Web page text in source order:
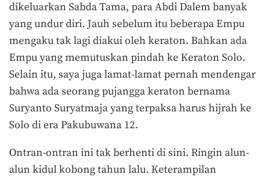
dikeluarkan Sabda Tama, para Abdi Dalem banyak
yang undur diri. Jauh sebelum itu beberapa Empu
mengaku tak lagi diakui oleh keraton. Bahkan ada
Empu yang memutuskan pindah ke Keraton Solo.
Selain itu, saya juga lamat-lamat pernah mendengar
bahwa ada seorang pujangga keraton bernama
Suryanto Suryatmaja yang terpaksa harus hijrah ke
Solo di era Pakubuwana 12.
Ontran-ontran ini tak berhenti di sini. Ringin alun-
alun kidul kobong tahun lalu. Keterampilan